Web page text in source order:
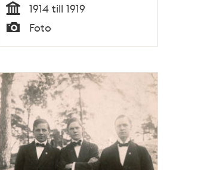
Tid
1914 till 1919
Typ
Foto